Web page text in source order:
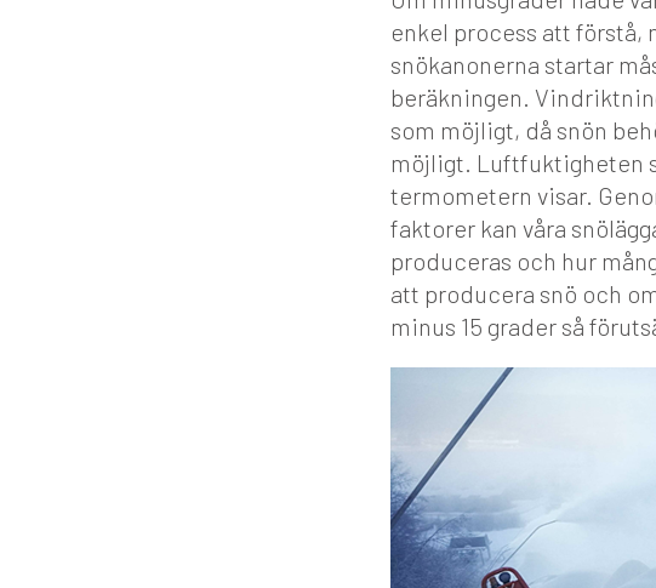
enkel process att förstå,
snökanonerna startar
beräkningen.
som möjligt, då snön
möjligt. Luftfuktigheten
termometern visar.
faktorer kan våra
produceras och hur
att producera snö och
minus 15 grader så